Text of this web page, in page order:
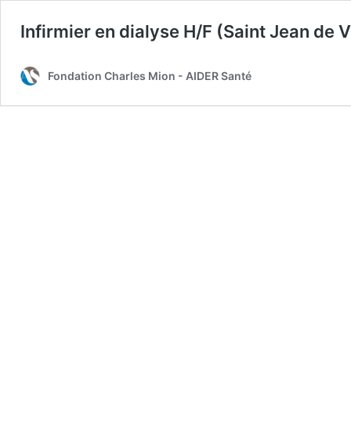
Infirmier en dialyse H/F (Saint Jean de
Fondation Charles Mion - AIDER Santé